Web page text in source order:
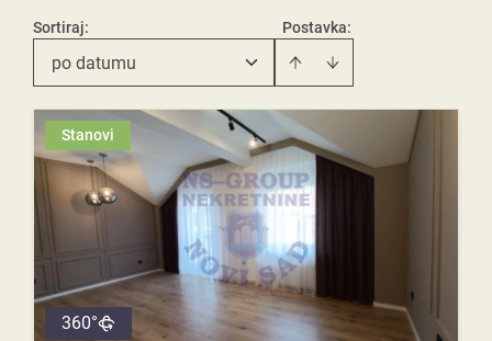
Postavka:
Sortiraj:
po datumu
Stanovi
360°